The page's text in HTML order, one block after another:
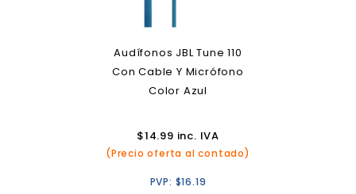
Audífonos JBL Tune 110
Con Cable Y Micrófono
Color Azul
$14.99 inc. IVA
(Precio oferta al contado)
PVP: $16.19